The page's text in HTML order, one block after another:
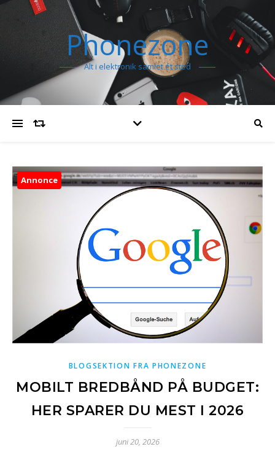
Phonezone
Alt i elektronik samlet ét sted
Annonce
BLOGSEKTION FRA PHONEZONE
MOBILT BREDBÅND PÅ BUDGET:
HER SPARER DU MEST I 2026
juni 20, 2026